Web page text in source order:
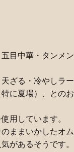
目中華・タンメン
ざる・冷やしラー
に夏場）、とのお
用しています。
ままいかしたオム
があるそうです。